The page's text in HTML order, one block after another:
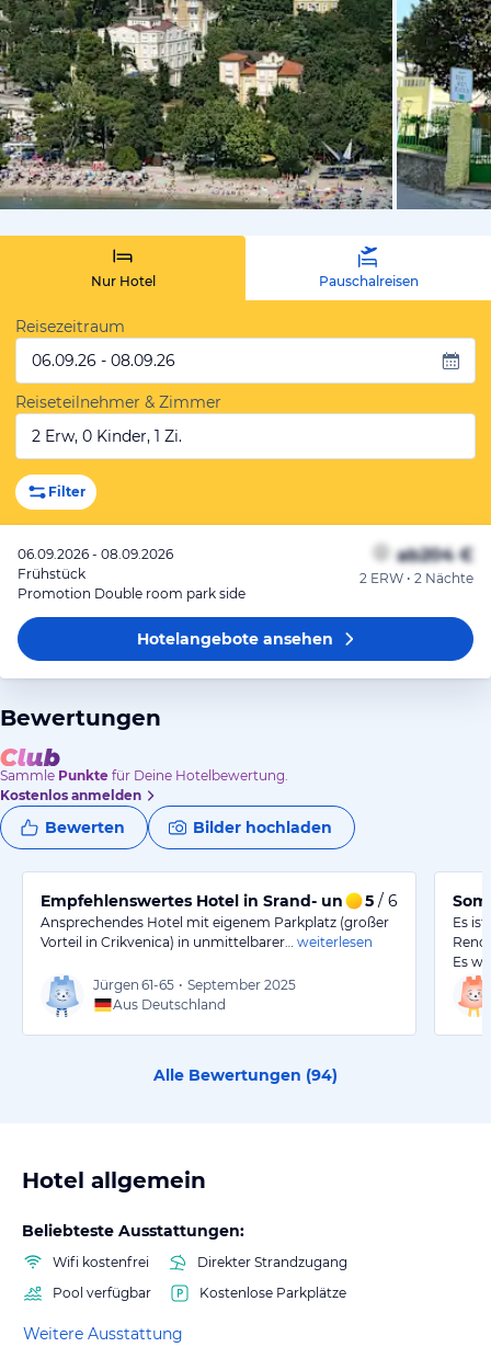
von
Nur Hotel Pauschalreisen
Reisezeitraum
06.09.26 - 08.09.26
Reiseteilnehmer & Zimmer
2 Erw, 0 Kinder, 1 Zi.
Filter
06.09.2026 - 08.09.2026
Frühstück
Promotion Double room park side
ab204 €
2 ERW • 2 Nächte
Hotelangeboteansehen
Bewertungen
Sammle Punkte für Deine Hotelbewertung.
Kostenlos anmelden
Bewerten Bilder hochladen
Empfehlenswertes Hotel in Srand- und Zentrumsnähe
5 / 6
Ansprechendes Hotel mit eigenem Parkplatz (großer
Vorteil in Crikvenica) in unmittelbarer…
weiterlesen
Jürgen 61-65 • September 2025
Aus Deutschland
Es
Es
Alle Bewertungen (94)
Hotel allgemein
Beliebteste Ausstattungen:
Wifi kostenfrei
Direkter Strandzugang
Pool verfügbar
Kostenlose Parkplätze
Weitere Ausstattung